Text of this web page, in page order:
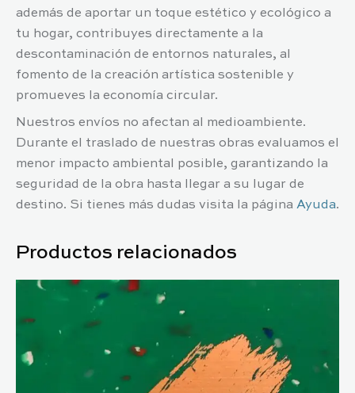
además de aportar un toque estético y ecológico a
tu hogar, contribuyes directamente a la
descontaminación de entornos naturales, al
fomento de la creación artística sostenible y
promueves la economía circular.
Nuestros envíos no afectan al medioambiente.
Durante el traslado de nuestras obras evaluamos el
menor impacto ambiental posible, garantizando la
seguridad de la obra hasta llegar a su lugar de
destino. Si tienes más dudas visita la página Ayuda.
Productos relacionados